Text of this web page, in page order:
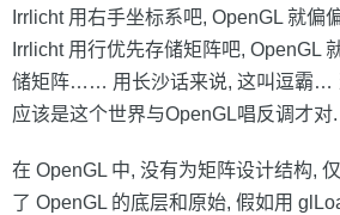
Irrlicht 用右手坐标系吧, OpenGL 就偏
Irrlicht 用行优先存储矩阵吧, OpenGL
储矩阵…… 用长沙话来说, 这叫逗霸…
应该是这个世界与OpenGL唱反调才对.
在 OpenGL 中, 没有为矩阵设计结构,
了 OpenGL 的底层和原始, 假如用